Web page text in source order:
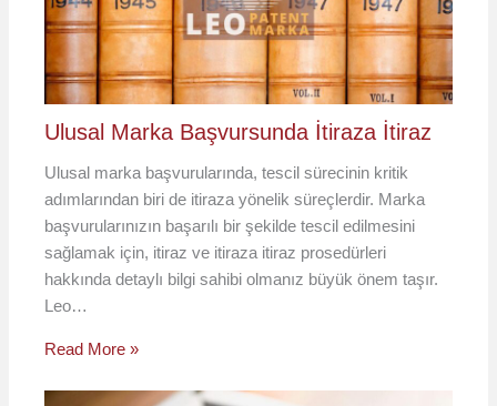
Ulusal Marka Başvursunda İtiraza İtiraz
Ulusal marka başvurularında, tescil sürecinin kritik
adımlarından biri de itiraza yönelik süreçlerdir. Marka
başvurularınızın başarılı bir şekilde tescil edilmesini
sağlamak için, itiraz ve itiraza itiraz prosedürleri
hakkında detaylı bilgi sahibi olmanız büyük önem taşır.
Leo…
Read More »